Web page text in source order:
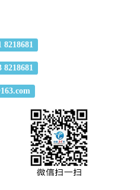
8218681
8218681